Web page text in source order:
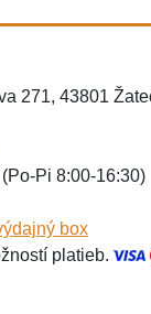
271, 43801
Pi 8:00-16:30)
box
platieb.